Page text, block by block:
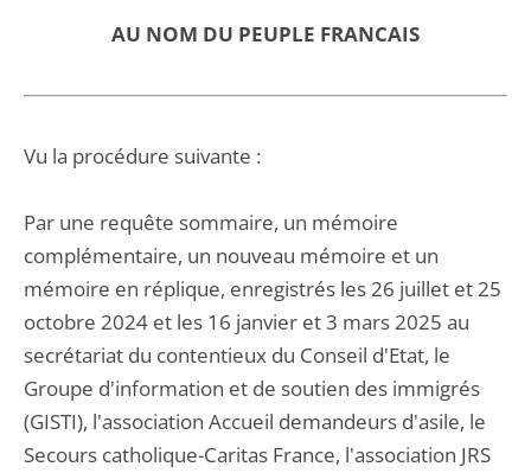
AU NOM DU PEUPLE FRANCAIS
Vu la procédure suivante :
Par une requête sommaire, un mémoire
complémentaire, un nouveau mémoire et un
mémoire en réplique, enregistrés les 26 juillet et 25
octobre 2024 et les 16 janvier et 3 mars 2025 au
secrétariat du contentieux du Conseil d'Etat, le
Groupe d'information et de soutien des immigrés
(GISTI), l'association Accueil demandeurs d'asile, le
Secours catholique-Caritas France, l'association JRS